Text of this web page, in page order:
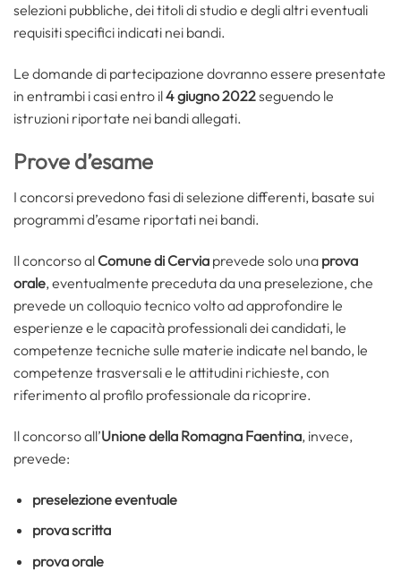
selezioni pubbliche, dei titoli di studio e degli altri eventuali
requisiti specifici indicati nei bandi.
Le domande di partecipazione dovranno essere presentate
in entrambi i casi entro il4 giugno 2022seguendo le
istruzioni riportate nei bandi allegati.
Prove d’esame
I concorsi prevedono fasi di selezione differenti, basate sui
programmi d’esame riportati nei bandi.
Il concorso al Comune di Cervia prevede solo una prova
orale, eventualmente preceduta da una preselezione, che
prevede un colloquio tecnico volto ad approfondire le
esperienze e le capacità professionali dei candidati, le
competenze tecniche sulle materie indicate nel bando, le
competenze trasversali e le attitudini richieste, con
riferimento al profilo professionale da ricoprire.
Il concorso all’Unione della Romagna Faentina, invece,
prevede:
preselezione eventuale
prova scritta
prova orale